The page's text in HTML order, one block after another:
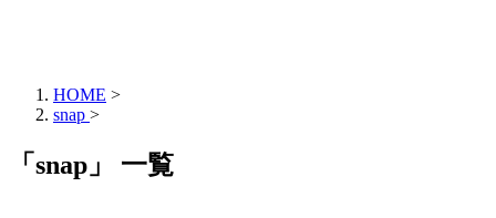
HOME >
snap >
「snap」 一覧